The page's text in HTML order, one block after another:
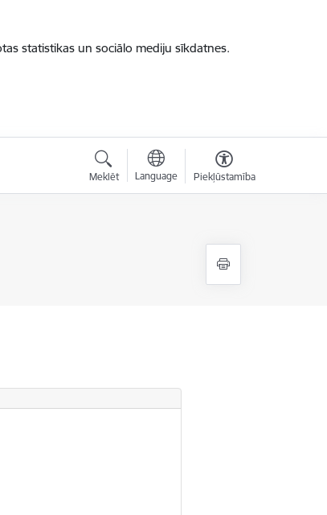
statistikas un sociālo mediju sīkdatnes.
Meklēt Language Piekļūstamība